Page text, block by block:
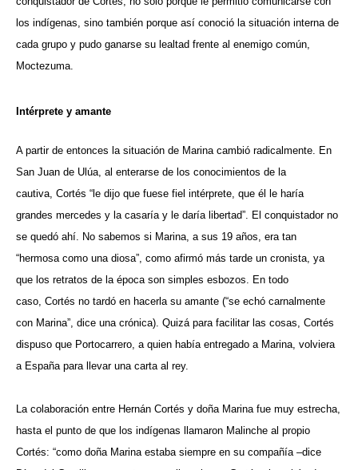
los indígenas, sino también porque así conoció la situación interna de
cada grupo y pudo ganarse su lealtad frente al enemigo común,
Moctezuma.
Intérprete y amante
A partir de entonces la situación de Marina cambió radicalmente. En
San Juan de Ulúa, al enterarse de los conocimientos de la
cautiva, Cortés “le dijo que fuese fiel intérprete, que él le haría
grandes mercedes y la casaría y le daría libertad”. El conquistador no
se quedó ahí. No sabemos si Marina, a sus 19 años, era tan
“hermosa como una diosa”, como afirmó más tarde un cronista, ya
que los retratos de la época son simples esbozos. En todo
caso, Cortés no tardó en hacerla su amante (“se echó carnalmente
con Marina”, dice una crónica). Quizá para facilitar las cosas, Cortés
dispuso que Portocarrero, a quien había entregado a Marina, volviera
a España para llevar una carta al rey.
La colaboración entre Hernán Cortés y doña Marina fue muy estrecha,
hasta el punto de que los indígenas llamaron Malinche al propio
Cortés: “como doña Marina estaba siempre en su compañía –dice